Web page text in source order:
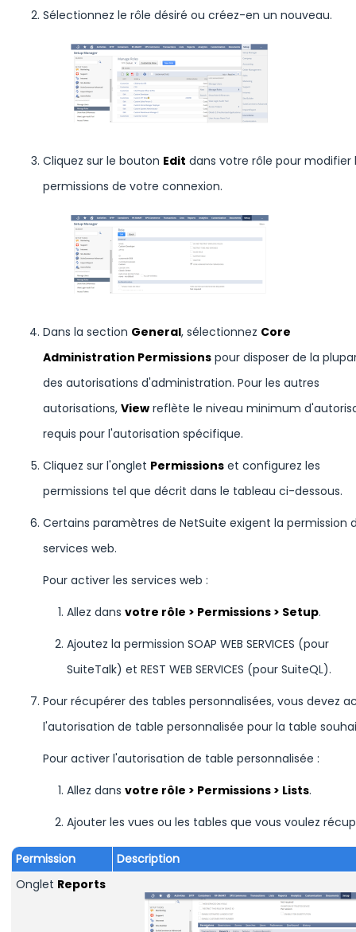
Sélectionnez le rôle désiré ou créez-en un nouveau.
Cliquez sur le bouton Edit dans votre rôle pour modifier
permissions de votre connexion.
Dans la section General, sélectionnez Core
Administration Permissions pour disposer de la
des autorisations d'administration. Pour les autres
autorisations, View reflète le niveau minimum
requis pour l'autorisation spécifique.
Cliquez sur l'onglet Permissions et configurez les
permissions tel que décrit dans le tableau ci-dessous.
Certains paramètres de NetSuite exigent la permission des
services web.
Pour activer les services web :
Allez dans votre rôle > Permissions > Setup.
Ajoutez la permission SOAP WEB SERVICES (pour
SuiteTalk) et REST WEB SERVICES (pour SuiteQL).
Pour récupérer des tables personnalisées, vous devez activer
l'autorisation de table personnalisée pour la table
Pour activer l'autorisation de table personnalisée :
Allez dans votre rôle > Permissions > Lists.
Ajouter les vues ou les tables que vous voulez
Permission
Description
Onglet Reports